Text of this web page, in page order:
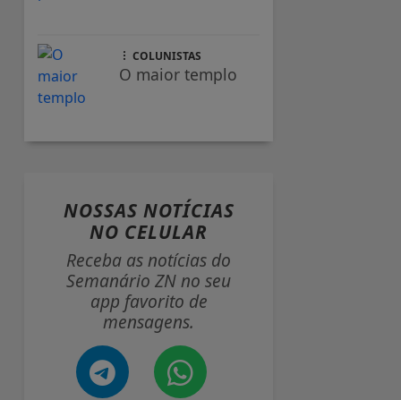
COLUNISTAS
O maior templo
NOSSAS NOTÍCIAS
NO CELULAR
Receba as notícias do
Semanário ZN no seu
app favorito de
mensagens.